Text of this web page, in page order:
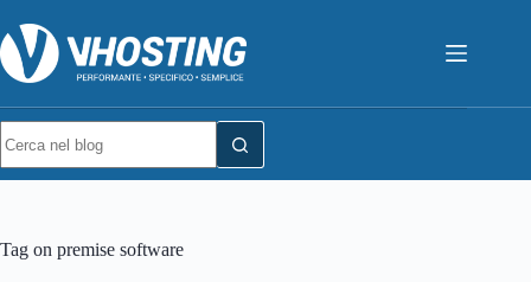
Tag on premise software